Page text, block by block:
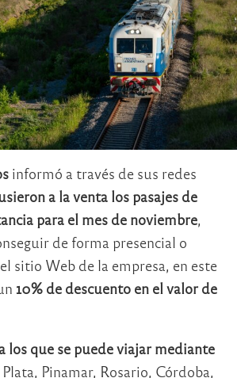
informó a través de sus redes
a la venta los pasajes de
para el mes de noviembre,
de forma presencial o
sitio Web de la empresa, en este
10% de descuento en el valor de
los que se puede viajar mediante
Pinamar, Rosario, Córdoba,